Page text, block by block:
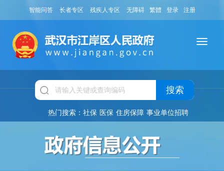
智能问答 长者专区 残疾人专区 无障碍 繁體 登录 注册
搜索
热门搜索： 社保 医保 住房保障 事业单位招聘